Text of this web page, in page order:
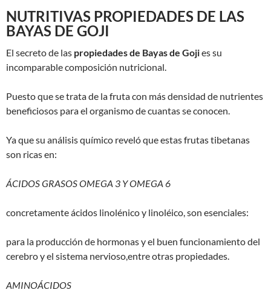
NUTRITIVAS PROPIEDADES DE LAS
BAYAS DE GOJI
El secreto de las propiedades de Bayas de Gojies su
incomparable composición nutricional.
Puesto que se trata de la fruta con más densidad de nutrientes
beneficiosos para el organismo de cuantas se conocen.
Ya que su análisis químico reveló que estas frutas tibetanas
son ricas en:
ÁCIDOS GRASOS OMEGA 3 Y OMEGA 6
concretamente ácidos linolénico y linoléico, son esenciales:
para la producción de hormonas y el buen funcionamiento del
cerebro y el sistema nervioso,entre otras propiedades.
AMINOÁCIDOS